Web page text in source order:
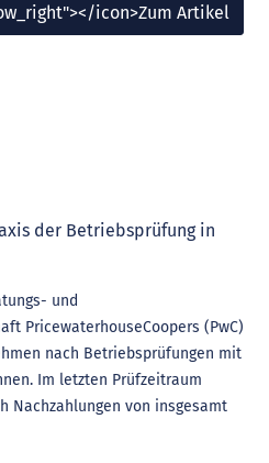
icon>Zum Artikel
der Betriebsprüfung in
und
PricewaterhouseCoopers (PwC)
nach Betriebsprüfungen mit
Im letzten Prüfzeitraum
Nachzahlungen von insgesamt